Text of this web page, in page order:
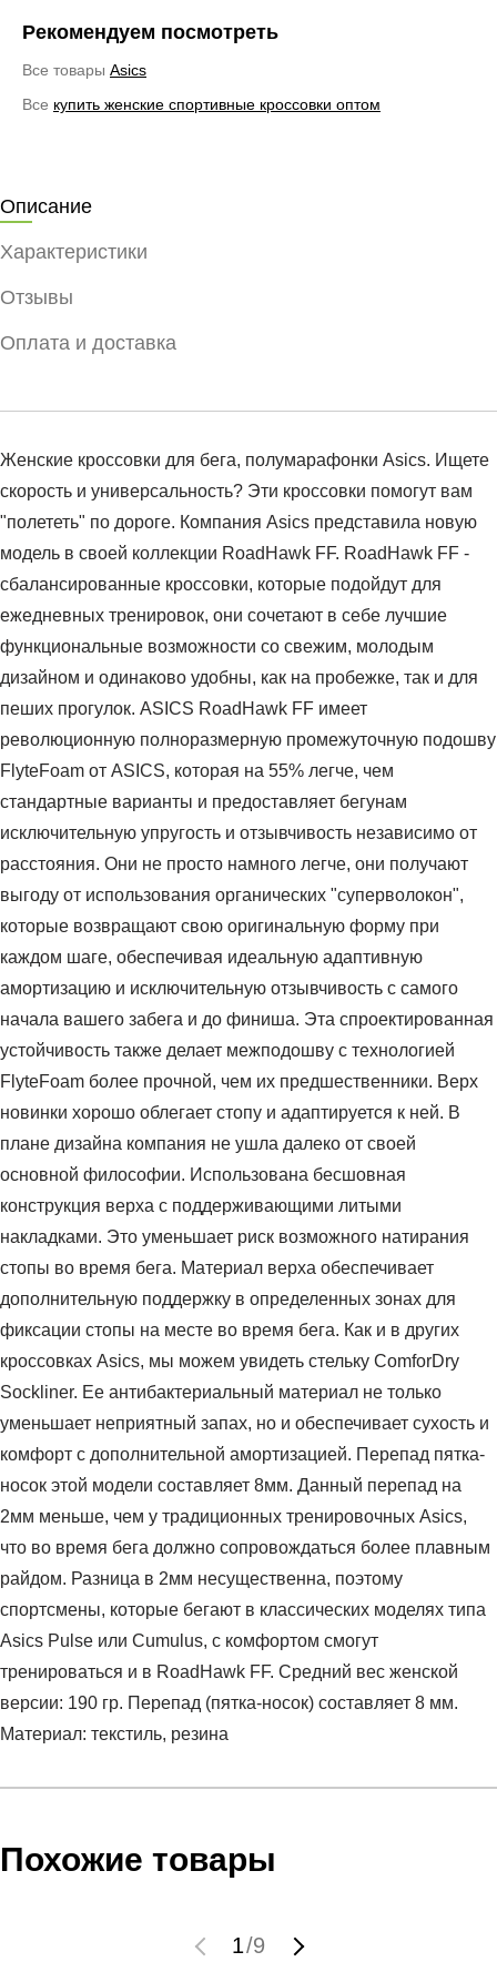
Рекомендуем посмотреть
Все товары Asics
Все купить женские спортивные кроссовки оптом
Описание
Характеристики
Отзывы
Оплата и доставка
Женские кроссовки для бега, полумарафонки Asics. Ищете
скорость и универсальность? Эти кроссовки помогут вам
"полететь" по дороге. Компания Asics представила новую
модель в своей коллекции RoadHawk FF. RoadHawk FF -
сбалансированные кроссовки, которые подойдут для
ежедневных тренировок, они сочетают в себе лучшие
функциональные возможности со свежим, молодым
дизайном и одинаково удобны, как на пробежке, так и для
пеших прогулок. ASICS RoadHawk FF имеет
революционную полноразмерную промежуточную подошву
FlyteFoam от ASICS, которая на 55% легче, чем
стандартные варианты и предоставляет бегунам
исключительную упругость и отзывчивость независимо от
расстояния. Они не просто намного легче, они получают
выгоду от использования органических "суперволокон",
которые возвращают свою оригинальную форму при
каждом шаге, обеспечивая идеальную адаптивную
амортизацию и исключительную отзывчивость с самого
начала вашего забега и до финиша. Эта спроектированная
устойчивость также делает межподошву с технологией
FlyteFoam более прочной, чем их предшественники. Верх
новинки хорошо облегает стопу и адаптируется к ней. В
плане дизайна компания не ушла далеко от своей
основной философии. Использована бесшовная
конструкция верха с поддерживающими литыми
накладками. Это уменьшает риск возможного натирания
стопы во время бега. Материал верха обеспечивает
дополнительную поддержку в определенных зонах для
фиксации стопы на месте во время бега. Как и в других
кроссовках Asics, мы можем увидеть стельку ComforDry
Sockliner. Ее антибактериальный материал не только
уменьшает неприятный запах, но и обеспечивает сухость и
комфорт с дополнительной амортизацией. Перепад пятка-
носок этой модели составляет 8мм. Данный перепад на
2мм меньше, чем у традиционных тренировочных Asics,
что во время бега должно сопровождаться более плавным
райдом. Разница в 2мм несущественна, поэтому
спортсмены, которые бегают в классических моделях типа
Asics Pulse или Cumulus, с комфортом смогут
тренироваться и в RoadHawk FF. Средний вес женской
версии: 190 гр. Перепад (пятка-носок) составляет 8 мм.
Материал: текстиль, резина
Артикул:T7D7N-5093
Пол:женский
Условия оплаты
высылает Вам менеджер.
мы не увидим Вашу оплату.
Похожие товары
1/9